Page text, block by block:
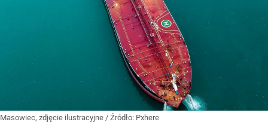
Masowiec, zdjęcie ilustracyjne / Źródło: Pxhere